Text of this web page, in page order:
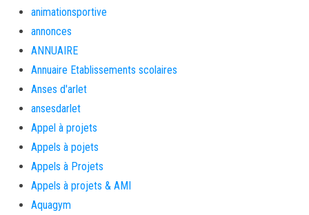
animationsportive
annonces
ANNUAIRE
Annuaire Etablissements scolaires
Anses d'arlet
ansesdarlet
Appel à projets
Appels à pojets
Appels à Projets
Appels à projets & AMI
Aquagym